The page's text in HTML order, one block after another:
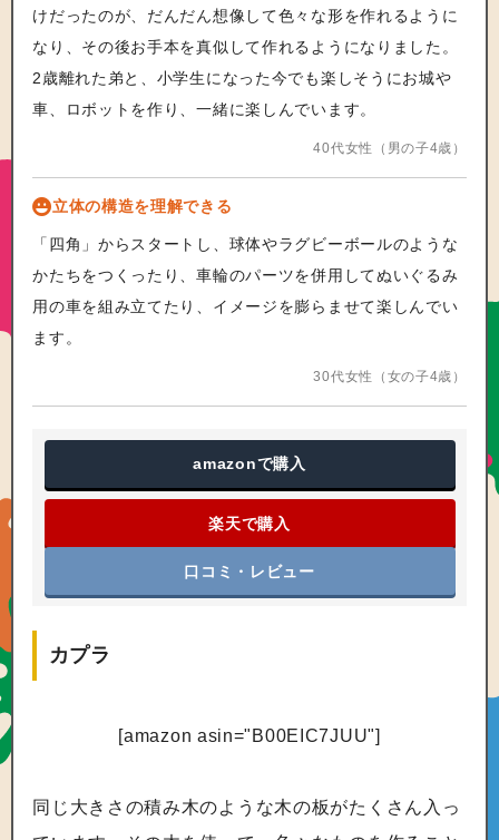
けだったのが、だんだん想像して色々な形を作れるように
なり、その後お手本を真似して作れるようになりました。
2歳離れた弟と、小学生になった今でも楽しそうにお城や
車、ロボットを作り、一緒に楽しんでいます。
40代女性（男の子4歳）
立体の構造を理解できる
「四角」からスタートし、球体やラグビーボールのような
かたちをつくったり、車輪のパーツを併用してぬいぐるみ
用の車を組み立てたり、イメージを膨らませて楽しんでい
ます。
30代女性（女の子4歳）
amazonで購入
楽天で購入
口コミ・レビュー
カプラ
[amazon asin="B00EIC7JUU"]
同じ大きさの積み木のような木の板がたくさん入っ